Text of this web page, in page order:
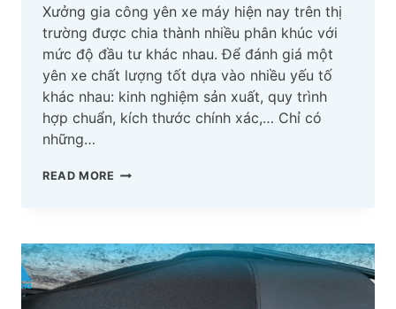
Xưởng gia công yên xe máy hiện nay trên thị
trường được chia thành nhiều phân khúc với
mức độ đầu tư khác nhau. Để đánh giá một
yên xe chất lượng tốt dựa vào nhiều yếu tố
khác nhau: kinh nghiệm sản xuất, quy trình
hợp chuẩn, kích thước chính xác,… Chỉ có
những…
READ MORE XƯỞNG
XE
MÁY
CHẤT